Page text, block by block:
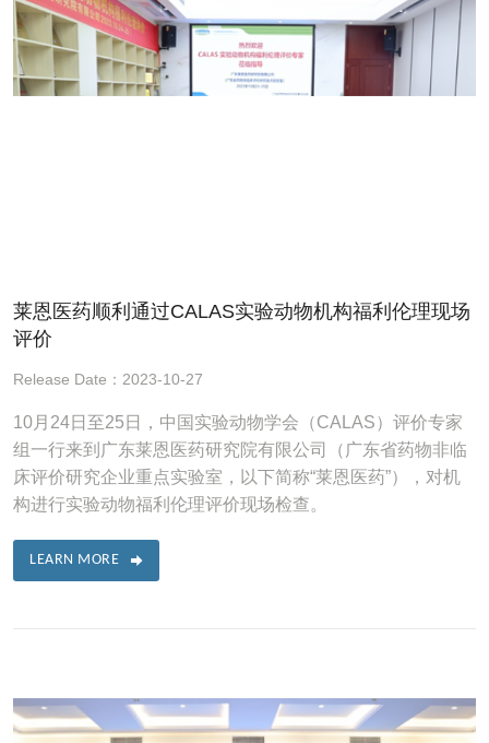
莱恩医药顺利通过CALAS实验动物机构福利伦理现场
评价
Release Date：2023-10-27
10月24日至25日，中国实验动物学会（CALAS）评价专家
组一行来到广东莱恩医药研究院有限公司（广东省药物非临
床评价研究企业重点实验室，以下简称“莱恩医药”），对机
构进行实验动物福利伦理评价现场检查。
LEARN MORE